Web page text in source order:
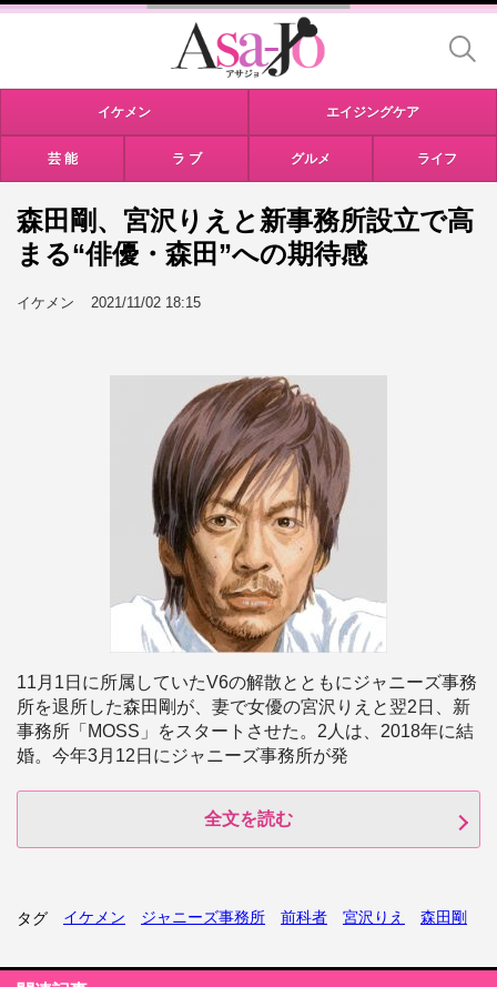
イケメン エイジングケア
芸 能 ラ ブ グルメ ライフ
森田剛、宮沢りえと新事務所設立で高
まる“俳優・森田”への期待感
イケメン 2021/11/02 18:15
11月1日に所属していたV6の解散とともにジャニーズ事務
所を退所した森田剛が、妻で女優の宮沢りえと翌2日、新
事務所「MOSS」をスタートさせた。2人は、2018年に結
婚。今年3月12日にジャニーズ事務所が発
全文を読む
タグ イケメン ジャニーズ事務所 前科者 宮沢りえ 森田剛